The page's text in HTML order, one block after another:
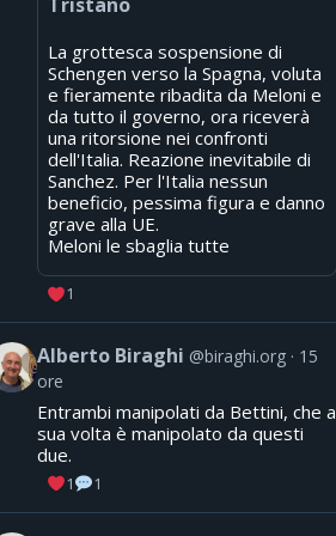
La grottesca sospensione di
Schengen verso la Spagna, voluta
e fieramente ribadita da Meloni e
da tutto il governo, ora riceverà
una ritorsione nei confronti
dell'Italia. Reazione inevitabile di
Sanchez. Per l'Italia nessun
beneficio, pessima figura e danno
grave alla UE.
Meloni le sbaglia tutte
1
Alberto Biraghi @biraghi.org
15
ore
Entrambi manipolati da Bettini, che a
sua volta è manipolato da questi
due.
1 1